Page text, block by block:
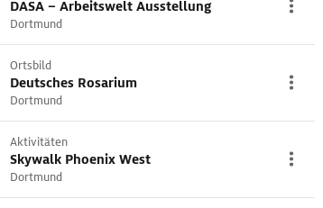
DASA – Arbeitswelt Ausstellung
Dortmund
Ortsbild
Deutsches Rosarium
Dortmund
Aktivitäten
Skywalk Phoenix West
Dortmund